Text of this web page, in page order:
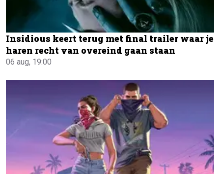
Insidious keert terug met final trailer waar je
haren recht van overeind gaan staan
06 aug, 19:00